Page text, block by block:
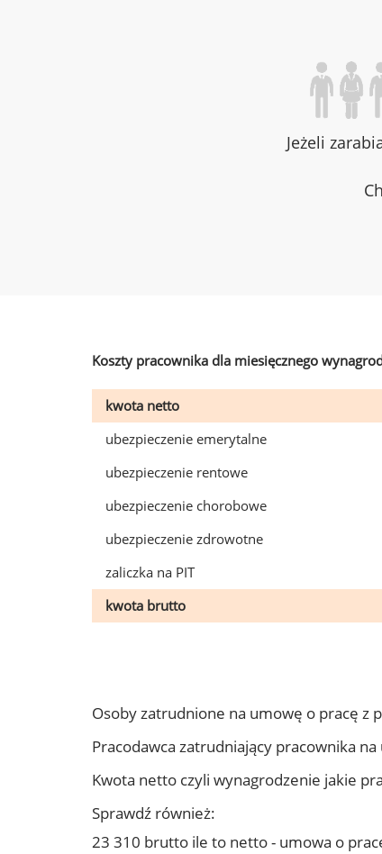
Jeżeli
Koszty pracownika dla miesięcznego
kwota netto
ubezpieczenie emerytalne
ubezpieczenie rentowe
ubezpieczenie chorobowe
ubezpieczenie zdrowotne
zaliczka na PIT
kwota brutto
Osoby zatrudnione na umowę o pracę z
Pracodawca zatrudniający pracownika
Kwota netto czyli wynagrodzenie jakie
Sprawdź również:
23 310 brutto ile to netto - umowa o